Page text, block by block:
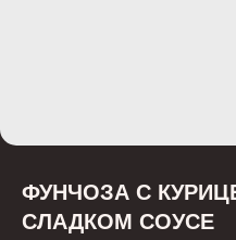
ФУНЧОЗА С
СЛАДКОМ СОУСЕ